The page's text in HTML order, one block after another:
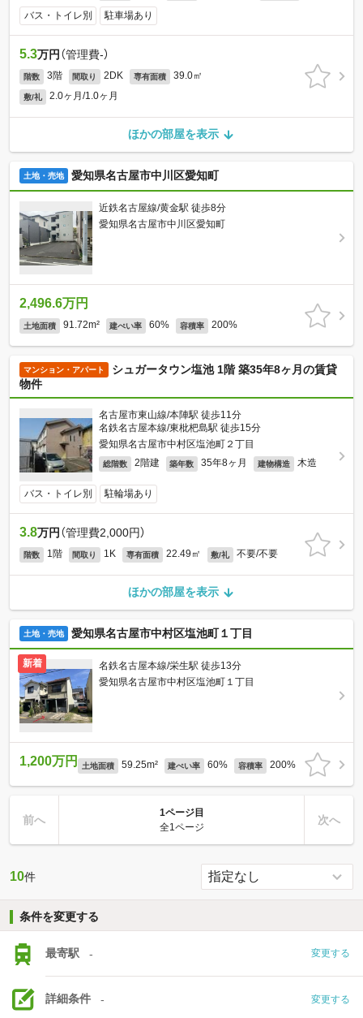
バス・トイレ別 駐車場あり
5.3万円 （管理費-）
階数 3階 間取り 2DK 専有面積 39.0㎡
敷/礼 2.0ヶ月/1.0ヶ月
ほかの部屋を表示
土地・売地 愛知県名古屋市中川区愛知町
近鉄名古屋線/黄金駅 徒歩8分
愛知県名古屋市中川区愛知町
2,496.6万円
土地面積 91.72m² 建ぺい率 60% 容積率 200%
マンション・アパート
シュガータウン塩池 1階 築35年8ヶ月の賃貸
物件
名古屋市東山線/本陣駅 徒歩11分
名鉄名古屋本線/東枇杷島駅 徒歩15分
愛知県名古屋市中村区塩池町２丁目
総階数 2階建 築年数 35年8ヶ月 建物構造 木造
バス・トイレ別 駐輪場あり
3.8万円 （管理費2,000円）
階数 1階 間取り 1K 専有面積 22.49㎡ 敷/礼 不要/不要
ほかの部屋を表示
土地・売地 愛知県名古屋市中村区塩池町１丁目
新着
名鉄名古屋本線/栄生駅 徒歩13分
愛知県名古屋市中村区塩池町１丁目
1,200万円 土地面積 59.25m² 建ぺい率 60% 容積率 200%
前へ
1ページ目
全1ページ
次へ
10件
条件を変更する
最寄駅 - 変更する
詳細条件 - 変更する